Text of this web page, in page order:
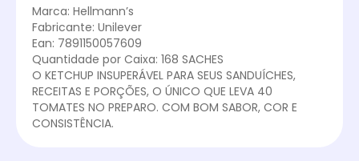
Marca: Hellmann’s
Fabricante: Unilever
Ean: 7891150057609
Quantidade por Caixa: 168 SACHES
O KETCHUP INSUPERÁVEL PARA SEUS SANDUÍCHES,
RECEITAS E PORÇÕES, O ÚNICO QUE LEVA 40
TOMATES NO PREPARO. COM BOM SABOR, COR E
CONSISTÊNCIA.